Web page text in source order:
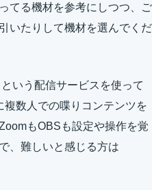
てる機材を参考にしつつ、ご
いたりして機材を選んでくだ
いう配信サービスを使って
数人での喋りコンテンツを
もOBSも設定や操作を覚
、難しいと感じる方は